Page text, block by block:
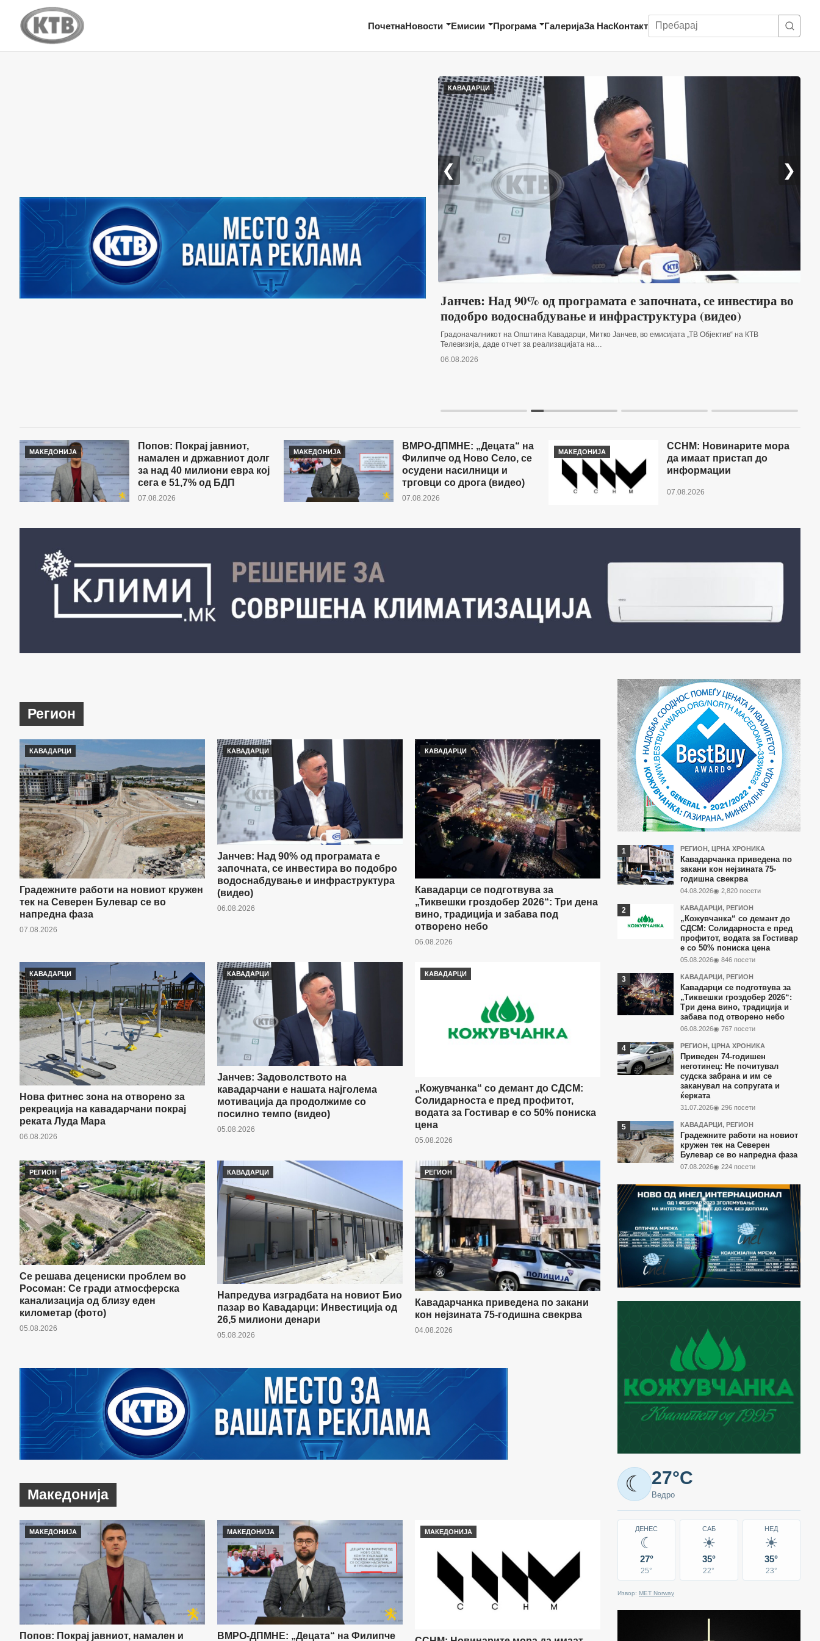
ПочетнаНовости Емисии Програма ГалеријаЗа НасКонтакт
Пребарај
КАВАДАРЦИ
Јанчев: Над 90% од програмата е започната, се инвестира во
подобро водоснабдување и инфраструктура (видео)
Градоначалникот на Општина Кавадарци, Митко Јанчев, во емисијата „ТВ Објектив“ на КТВ
Телевизија, даде отчет за реализацијата на…
06.08.2026
❮ ❯
МАКЕДОНИЈА
Попов: Покрај јавниот,
намален и државниот долг
за над 40 милиони евра кој
сега е 51,7% од БДП
07.08.2026
МАКЕДОНИЈА
ВМРО-ДПМНЕ: „Децата“ на
Филипче од Ново Село, се
осудени насилници и
трговци со дрога (видео)
07.08.2026
МАКЕДОНИЈА
ССНМ: Новинарите мора
да имаат пристап до
информации
07.08.2026
Регион
КАВАДАРЦИ
Градежните работи на новиот кружен
тек на Северен Булевар се во
напредна фаза
07.08.2026
КАВАДАРЦИ
Јанчев: Над 90% од програмата е
започната, се инвестира во подобро
водоснабдување и инфраструктура
(видео)
06.08.2026
КАВАДАРЦИ
Кавадарци се подготвува за
„Тиквешки гроздобер 2026“: Три дена
вино, традиција и забава под
отворено небо
06.08.2026
КАВАДАРЦИ
Нова фитнес зона на отворено за
рекреација на кавадарчани покрај
реката Луда Мара
06.08.2026
КАВАДАРЦИ
Јанчев: Задоволството на
кавадарчани е нашата најголема
мотивација да продолжиме со
посилно темпо (видео)
05.08.2026
КАВАДАРЦИ
„Кожувчанка“ со демант до СДСМ:
Солидарноста е пред профитот,
водата за Гостивар е со 50% пониска
цена
05.08.2026
РЕГИОН
Се решава децениски проблем во
Росоман: Се гради атмосферска
канализација од близу еден
километар (фото)
05.08.2026
КАВАДАРЦИ
Напредува изградбата на новиот Био
пазар во Кавадарци: Инвестиција од
26,5 милиони денари
05.08.2026
РЕГИОН
Кавадарчанка приведена по закани
кон нејзината 75-годишна свекрва
04.08.2026
Македонија
МАКЕДОНИЈА
Попов: Покрај јавниот, намален и
МАКЕДОНИЈА
ВМРО-ДПМНЕ: „Децата“ на Филипче
МАКЕДОНИЈА
Најчитани
во
последните
7
дена
РЕГИОН, ЦРНА ХРОНИКА
Кавадарчанка приведена по
закани кон нејзината 75-
годишна свекрва
04.08.2026◉ 2,820 посети
КАВАДАРЦИ, РЕГИОН
„Кожувчанка“ со демант до
СДСМ: Солидарноста е пред
профитот, водата за Гостивар
е со 50% пониска цена
05.08.2026◉ 846 посети
КАВАДАРЦИ, РЕГИОН
Кавадарци се подготвува за
„Тиквешки гроздобер 2026“:
Три дена вино, традиција и
забава под отворено небо
06.08.2026◉ 767 посети
РЕГИОН, ЦРНА ХРОНИКА
Приведен 74-годишен
неготинец: Не почитувал
судска забрана и им се
заканувал на сопругата и
ќерката
31.07.2026◉ 296 посети
КАВАДАРЦИ, РЕГИОН
Градежните работи на новиот
кружен тек на Северен
Булевар се во напредна фаза
07.08.2026◉ 224 посети
Метео
-
Кавадарци
☾ 27°C
Ведро
ДЕНЕС
☾
27°
25°
САБ
☀
35°
22°
НЕД
☀
35°
23°
Извор: MET Norway